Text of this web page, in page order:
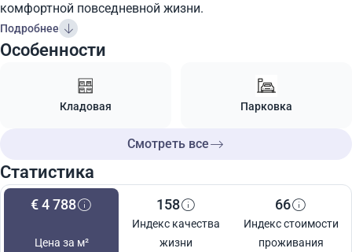
комфортной повседневной жизни.
Подробнее
Особенности
Кладовая Парковка
Смотреть все
Статистика
€ 4 788
Цена за м²
158
Индекс качества
жизни
66
Индекс стоимости
проживания